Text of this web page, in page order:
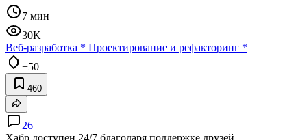
7 мин
30K
Веб-разработка * Проектирование и рефакторинг *
+50
460
26
Хабр доступен 24/7 благодаря поддержке друзей